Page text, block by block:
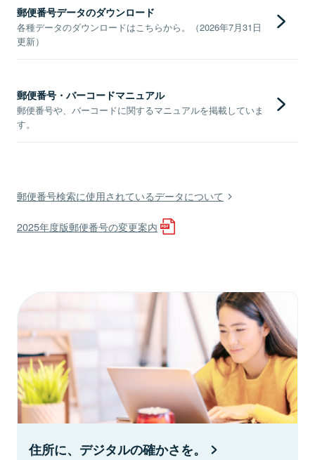
郵便番号データのダウンロード
各種データのダウンロードはこちらから。（2026年7月31日
更新）
郵便番号・バーコードマニュアル
郵便番号や、バーコードに関するマニュアルを掲載していま
す。
郵便番号検索に使用されているデータについて
2025年度版郵便番号の変更案内
住所に、デジタルの確かさを。